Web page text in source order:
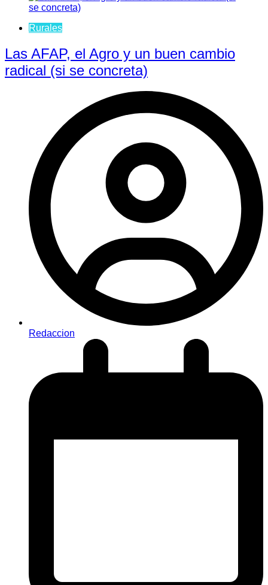
Rurales
Las AFAP, el Agro y un buen cambio
radical (si se concreta)
Redaccion